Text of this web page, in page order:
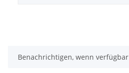
Benachrichtigen, wenn verfügbar